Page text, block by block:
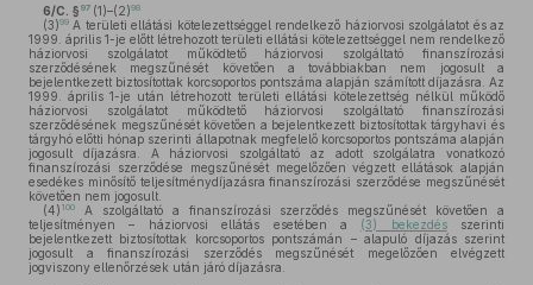
6/C. § 97 (1)–(2)98
(3)99 A területi ellátási kötelezettséggel rendelkező háziorvosi szolgálatot és az
1999. április 1-je előtt létrehozott területi ellátási kötelezettséggel nem rendelkező
háziorvosi szolgálatot működtető háziorvosi szolgáltató finanszírozási
szerződésének megszűnését követően a továbbiakban nem jogosult a
bejelentkezett biztosítottak korcsoportos pontszáma alapján számított díjazásra. Az
1999. április 1-je után létrehozott területi ellátási kötelezettség nélkül működő
háziorvosi szolgálatot működtető háziorvosi szolgáltató finanszírozási
szerződésének megszűnését követően a bejelentkezett biztosítottak tárgyhavi és
tárgyhó előtti hónap szerinti állapotnak megfelelő korcsoportos pontszáma alapján
jogosult díjazásra. A háziorvosi szolgáltató az adott szolgálatra vonatkozó
finanszírozási szerződése megszűnését megelőzően végzett ellátások alapján
esedékes minősítő teljesítménydíjazásra finanszírozási szerződése megszűnését
követően nem jogosult.
(4) 100
A szolgáltató a finanszírozási szerződés megszűnését követően a
teljesítményen – háziorvosi ellátás esetében a (3) bekezdésszerinti
bejelentkezett biztosítottak korcsoportos pontszámán – alapuló díjazás szerint
jogosult a finanszírozási szerződés megszűnését megelőzően elvégzett
jogviszony ellenőrzések után járó díjazásra.